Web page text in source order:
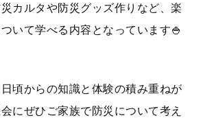
カルタや防災グッズ作りなど、楽
いて学べる内容となっています🍚
頃からの知識と体験の積み重ねが
にぜひご家族で防災について考え